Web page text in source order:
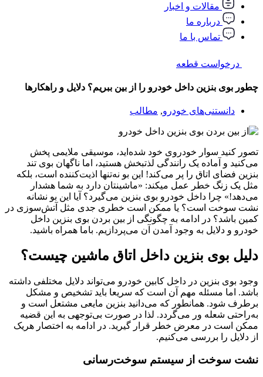
مقالات و اخبار
درباره ما
تماس با ما
درخواست قطعه
چطور بوی بنزین داخل خودرو را از بین ببریم؟ دلایل و راهکارها
دانستنی‌های خودرو, مطالب
تصور کنید سوار خودروی خود شده‌اید، موسیقی ملایمی پخش
می‌کنید و آماده یک رانندگی لذتبخش هستید، اما ناگهان بوی تند
بنزین فضای اتاق را پر می‌کند! این بو نه‌تنها اذیت‎‌کننده است، بلکه
مثل یک زنگ خطر عمل میکند: «ماشینتان دارد به شما هشدار
می‌دهد!» چرا داخل خودرو بوی بنزین می‌گیرد؟ آیا این بو نشانه
نشت سوخت است؟ یا ممکن است خطری جدی مثل آتش‌سوزی در
کمین باشد؟ در ادامه به چگونگی از بین بردن بوی بنزین داخل
خودرو و دلایل به وجود آمدن آن می‌پردازیم. باما همراه باشید.
دلیل بوی بنزین داخل اتاق ماشین چیست؟
وجود بوی بنزین در داخل کابین خودرو می‌تواند دلایل مختلفی داشته
باشد. اما مسئله مهم آن است که سریعا باید تشخیص و مشکل
برطرف شود. همانطور که می‌دانید بنزین مایعی مشتعل است و
به‌راحتی شعله ور می‌گردد. لذا در صورت بی‌توجهی به این قضیه
ممکن است در معرض خطر قرار گیرید. در ادامه به اختصار هریک
از دلایل را بررسی می‌کنیم.
نشت سوخت از سیستم سوخت‌رسانی